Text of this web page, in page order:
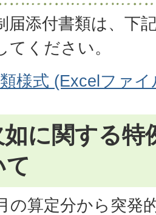
届添付書類は、下
てください。
様式 (Excelファ
如に関する特
て
の算定分から突発